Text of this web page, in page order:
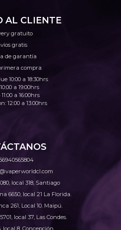
AL CLIENTE
gratuito
gratis
de garantía
compra
10:00 a 18:30hrs
a 19:00hrs
a 16:00hrs
12:00 a 13:00hrs
local 318, Santiago
6650, local 21 La Florida.
261, Local 10. Maipú.
local 37, Las Condes.
local 8, Concepción.